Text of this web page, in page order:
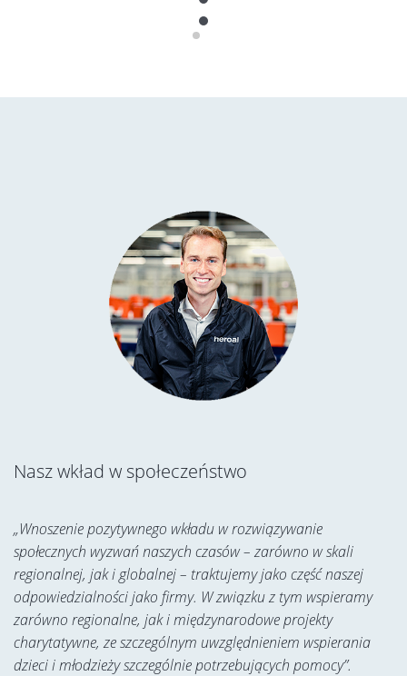
Nasz wkład w społeczeństwo
„Wnoszenie pozytywnego wkładu w rozwiązywanie
społecznych wyzwań naszych czasów – zarówno w skali
regionalnej, jak i globalnej – traktujemy jako część naszej
odpowiedzialności jako firmy. W związku z tym wspieramy
zarówno regionalne, jak i międzynarodowe projekty
charytatywne, ze szczególnym uwzględnieniem wspierania
dzieci i młodzieży szczególnie potrzebujących pomocy”.